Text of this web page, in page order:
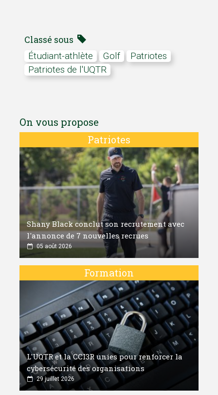
Classé sous
Étudiant-athlète Golf
Patriotes
Patriotes de l'UQTR
On vous propose
Patriotes
Shany Black conclut son recrutement avec
l'annonce de 7 nouvelles recrues
05 août 2026
Formation
L'UQTR et la CCI3R unies pour renforcer la
cybersécurité des organisations
29 juillet 2026